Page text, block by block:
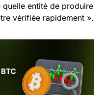
quelle entité de produire
vérifiée rapidement ».